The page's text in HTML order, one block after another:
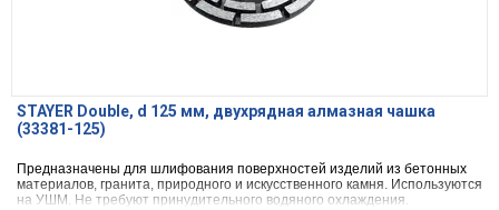
STAYER Double, d 125 мм, двухрядная алмазная чашка
(33381-125)
Предназначены для шлифования поверхностей изделий из бетонных
материалов, гранита, природного и искусственного камня. Используются
на УШМ. Не требуют принудительного водяного охлаждения.